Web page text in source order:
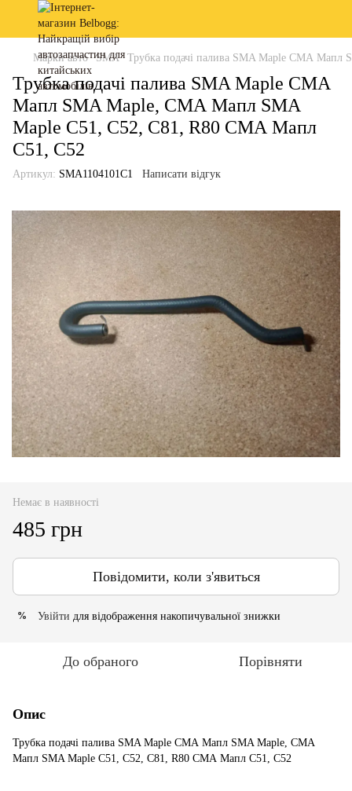
Марки авто SMA Трубка подачі палива SMA Maple СМА
Трубка подачі палива SMA Maple СМА
Мапл SMA Maple, СМА Мапл SMA
Maple C51, C52, C81, R80 СМА Мапл
С51, С52
Артикул: SMA1104101C1 Написати відгук
Немає в наявності
485 грн
Повідомити, коли з'явиться
% Увійти для відображення накопичувальної знижки
До обраного Порівняти
Опис
Трубка подачі палива SMA Maple СМА Мапл SMA Maple, СМА
Мапл SMA Maple C51, C52, C81, R80 СМА Мапл С51, С52